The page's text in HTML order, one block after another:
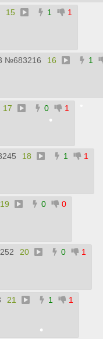
15 1 1
№683216 16 1
17 0 1
18 1 1
19 0 0
20 0 1
21 1 1